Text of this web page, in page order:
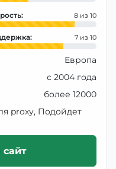
8
7
Европа
с 2004 года
более 12000
proxy, Подойдет